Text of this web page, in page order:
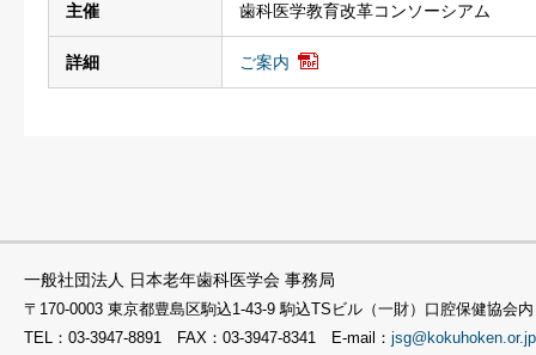
主催 歯科医学教育改革コンソーシアム
詳細 ご案内
一般社団法人 日本老年歯科医学会 事務局
〒170-0003 東京都豊島区駒込1-43-9 駒込TSビル（一財）口腔保健協会内
TEL：03-3947-8891 FAX：03-3947-8341 E-mail： jsg@kokuhoken.or.jp